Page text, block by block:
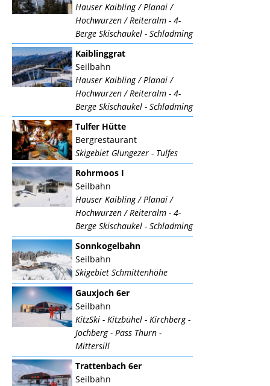
Hauser Kaibling / Planai /
Hochwurzen / Reiteralm - 4-
Berge Skischaukel - Schladming
Kaiblinggrat
Seilbahn
Hauser Kaibling / Planai /
Hochwurzen / Reiteralm - 4-
Berge Skischaukel - Schladming
Tulfer Hütte
Bergrestaurant
Skigebiet Glungezer - Tulfes
Rohrmoos I
Seilbahn
Hauser Kaibling / Planai /
Hochwurzen / Reiteralm - 4-
Berge Skischaukel - Schladming
Sonnkogelbahn
Seilbahn
Skigebiet Schmittenhöhe
Gauxjoch 6er
Seilbahn
KitzSki - Kitzbühel - Kirchberg -
Jochberg - Pass Thurn -
Mittersill
Trattenbach 6er
Seilbahn